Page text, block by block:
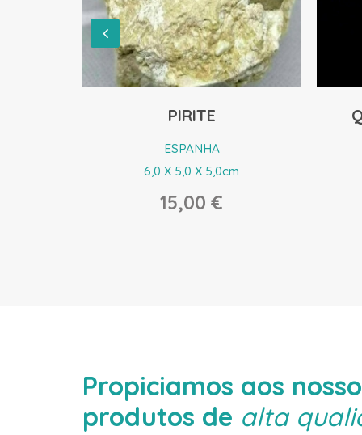
QUARTZO, SIDRITE
PORTUGAL
5,2 x 5,4 x 1,2cm
45,00 €
Propiciamos aos
produtos de alta